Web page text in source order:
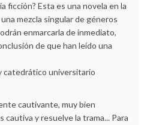
ficción? Esta es una novela en la
mezcla singular de géneros
enmarcarla de inmediato,
de que han leído una
catedrático universitario
cautivante, muy bien
cautiva y resuelve la trama... Para